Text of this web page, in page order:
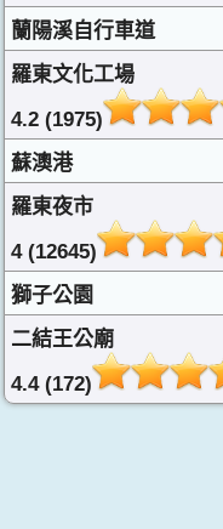
蘭陽溪自行車道
羅東文化工場
4.2 (1975)
蘇澳港
羅東夜市
4 (12645)
獅子公園
二結王公廟
4.4 (172)